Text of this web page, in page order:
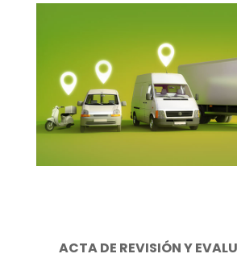
ACTA DE REVISIÓN Y